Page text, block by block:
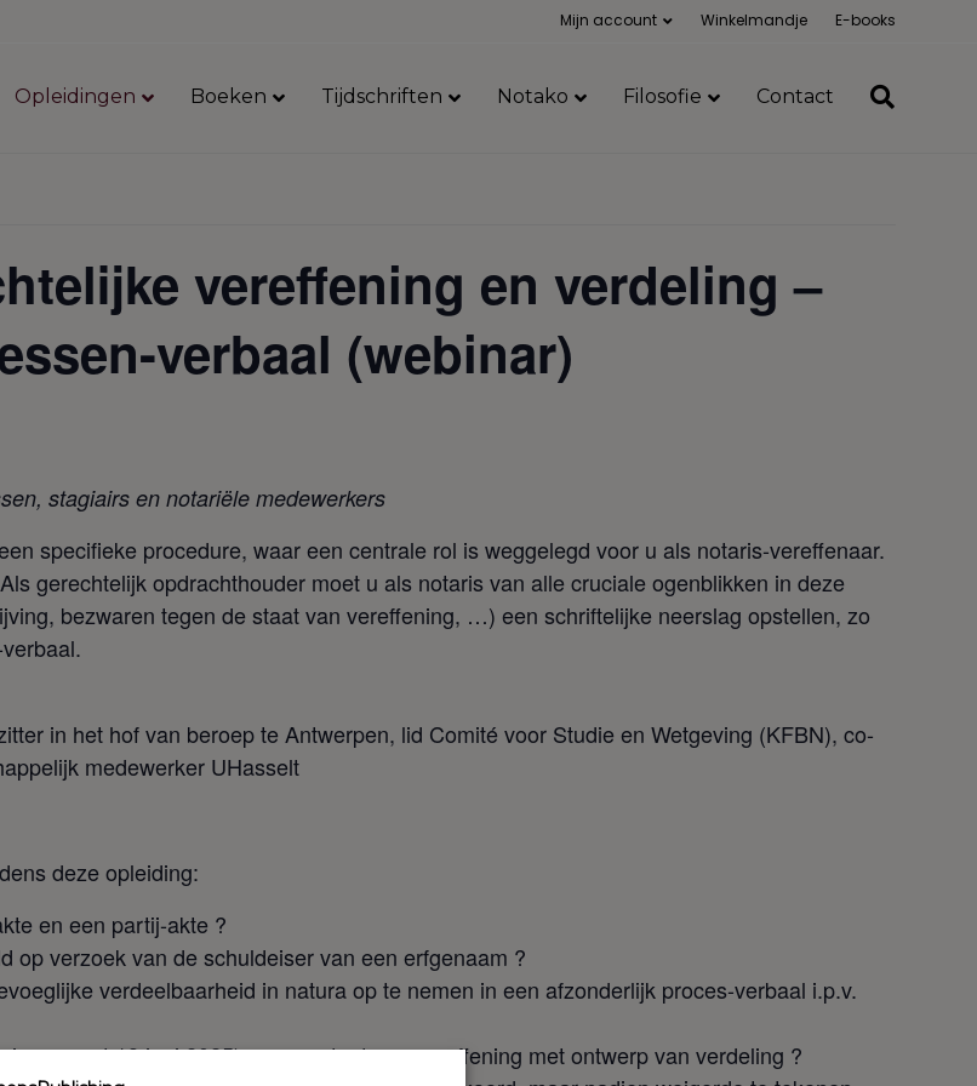
Mijn account Winkelmandje E-books
Opleidingen Boeken Tijdschriften Notako Filosofie Contact
vereffening en verdeling –
verbaal (webinar)
stagiairs en notariële medewerkers
specifieke procedure, waar een centrale rol is weggelegd voor u als notaris-vereffenaar.
gerechtelijk opdrachthouder moet u als notaris van alle cruciale ogenblikken in deze
bezwaren tegen de staat van vereffening, …) een schriftelijke neerslag opstellen, zo
in het hof van beroep te Antwerpen, lid Comité voor Studie en Wetgeving (KFBN), co-
medewerker UHasselt
deze opleiding:
en een partij-akte ?
op verzoek van de schuldeiser van een erfgenaam ?
verdeelbaarheid in natura op te nemen in een afzonderlijk proces-verbaal i.p.v.
wet 18 juni 2025) en een staat van vereffening met ontwerp van verdeling ?